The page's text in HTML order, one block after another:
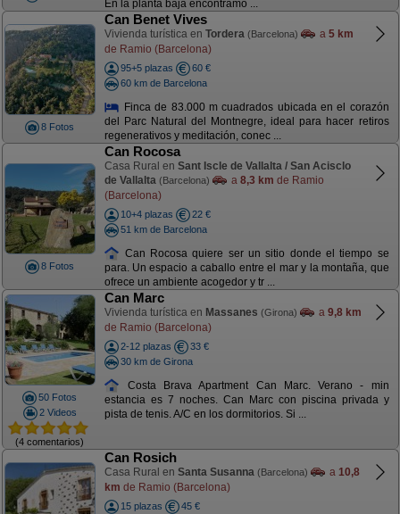
En la planta baja encontramo ...
8 Fotos
Can Benet Vives
Vivienda turística en Tordera (Barcelona) a 5 km
de Ramio (Barcelona)
95+5 plazas
60 €
60 km de Barcelona
Finca de 83.000 m cuadrados ubicada en el corazón
del Parc Natural del Montnegre, ideal para hacer retiros
regenerativos y meditación, conec ...
8 Fotos
Can Rocosa
Casa Rural en Sant Iscle de Vallalta / San Acisclo
de Vallalta (Barcelona) a 8,3 km de Ramio
(Barcelona)
10+4 plazas
22 €
51 km de Barcelona
Can Rocosa quiere ser un sitio donde el tiempo se
para. Un espacio a caballo entre el mar y la montaña, que
ofrece un ambiente acogedor y tr ...
50 Fotos
2 Videos
(4 comentarios)
Can Marc
Vivienda turística en Massanes (Girona) a 9,8 km
de Ramio (Barcelona)
2-12 plazas
33 €
30 km de Girona
Costa Brava Apartment Can Marc. Verano - min
estancia es 7 noches. Can Marc con piscina privada y
pista de tenis. A/C en los dormitorios. Si ...
Can Rosich
Casa Rural en Santa Susanna (Barcelona) a 10,8
km de Ramio (Barcelona)
15 plazas
45 €